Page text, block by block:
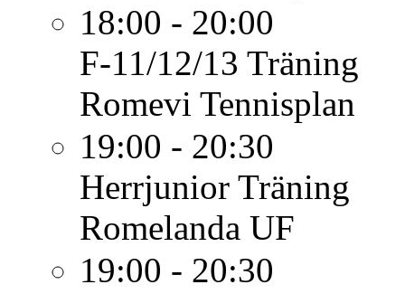
18:00 - 20:00
F-11/12/13 Träning
Romevi Tennisplan
19:00 - 20:30
Herrjunior Träning
Romelanda UF
19:00 - 20:30